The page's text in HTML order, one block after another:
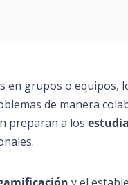
en grupos o equipos,
de manera
preparan a los